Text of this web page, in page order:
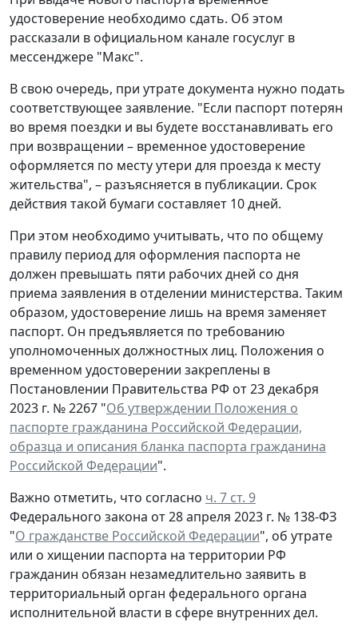
удостоверение необходимо сдать. Об этом
рассказали в официальном канале госуслуг в
мессенджере "Макс".
В свою очередь, при утрате документа нужно подать
соответствующее заявление. "Если паспорт потерян
во время поездки и вы будете восстанавливать его
при возвращении – временное удостоверение
оформляется по месту утери для проезда к месту
жительства", – разъясняется в публикации. Срок
действия такой бумаги составляет 10 дней.
При этом необходимо учитывать, что по общему
правилу период для оформления паспорта не
должен превышать пяти рабочих дней со дня
приема заявления в отделении министерства. Таким
образом, удостоверение лишь на время заменяет
паспорт. Он предъявляется по требованию
уполномоченных должностных лиц. Положения о
временном удостоверении закреплены в
Постановлении Правительства РФ от 23 декабря
2023 г. № 2267 "Об утверждении Положения о
паспорте гражданина Российской Федерации,
образца и описания бланка паспорта гражданина
Российской Федерации".
Важно отметить, что согласно ч. 7 ст. 9
Федерального закона от 28 апреля 2023 г. № 138-ФЗ
"О гражданстве Российской Федерации", об утрате
или о хищении паспорта на территории РФ
гражданин обязан незамедлительно заявить в
территориальный орган федерального органа
исполнительной власти в сфере внутренних дел.